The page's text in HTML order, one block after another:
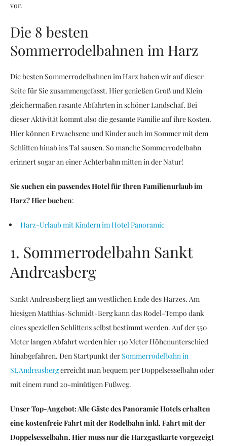
vor.
Die 8 besten
Sommerrodelbahnen im Harz
Die besten Sommerrodelbahnen im Harz haben wir auf dieser
Seite für Sie zusammengefasst. Hier genießen Groß und Klein
gleichermaßen rasante Abfahrten in schöner Landschaf. Bei
dieser Aktivität kommt also die gesamte Familie auf ihre Kosten.
Hier können Erwachsene und Kinder auch im Sommer mit dem
Schlitten hinab ins Tal sausen. So manche Sommerrodelbahn
erinnert sogar an einer Achterbahn mitten in der Natur!
Sie suchen ein passendes Hotel für Ihren Familienurlaub im
Harz? Hier buchen:
Harz-Urlaub mit Kindern im Hotel Panoramic
1. Sommerrodelbahn Sankt
Andreasberg
Sankt Andreasberg liegt am westlichen Ende des Harzes. Am
hiesigen Matthias-Schmidt-Berg kann das Rodel-Tempo dank
eines speziellen Schlittens selbst bestimmt werden. Auf der 550
Meter langen Abfahrt werden hier 130 Meter Höhenunterschied
hinabgefahren. Den Startpunkt derSommerrodelbahn in
St.Andreasbergerreicht man bequem per Doppelsesselbahn oder
mit einem rund 20-minütigen Fußweg.
Unser Top-Angebot: Alle Gäste des Panoramic Hotels erhalten
eine kostenfreie Fahrt mit der Rodelbahn inkl. Fahrt mit der
Doppelsesselbahn. Hier muss nur die Harzgastkarte vorgezeigt